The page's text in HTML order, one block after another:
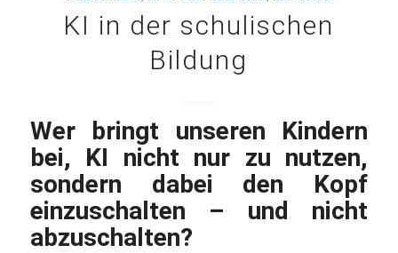
KI in der schulischen
Bildung
Wer bringt unseren Kindern
bei, KI nicht nur zu nutzen,
sondern dabei den Kopf
einzuschalten – und nicht
abzuschalten?